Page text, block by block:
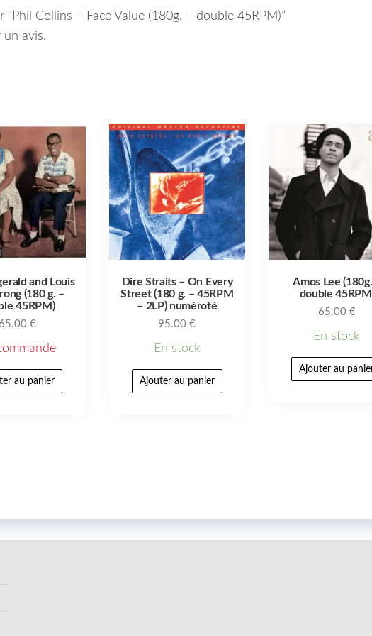
Collins – Face Value (180g. – double 45RPM)”
avis.
and Louis
(180 g. –
45RPM)
65.00 €
au panier
Dire Straits – On Every
Street (180 g. – 45RPM
– 2LP) numéroté
95.00€
En stock
Ajouter au panier
Amos Lee
double
65.00 €
En stock
Ajouter au